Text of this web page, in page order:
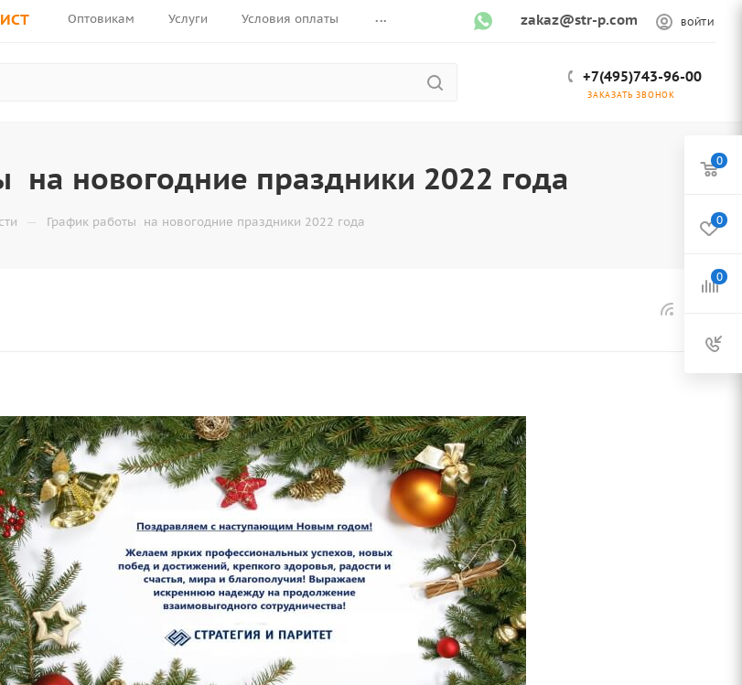
Оптовикам Услуги Условия оплаты ... zakaz@str-p.com ВОЙТИ
+7(495)743-96-00
ЗАКАЗАТЬ ЗВОНОК
на новогодние праздники 2022 года
— График работы на новогодние праздники 2022 года
0
0
0